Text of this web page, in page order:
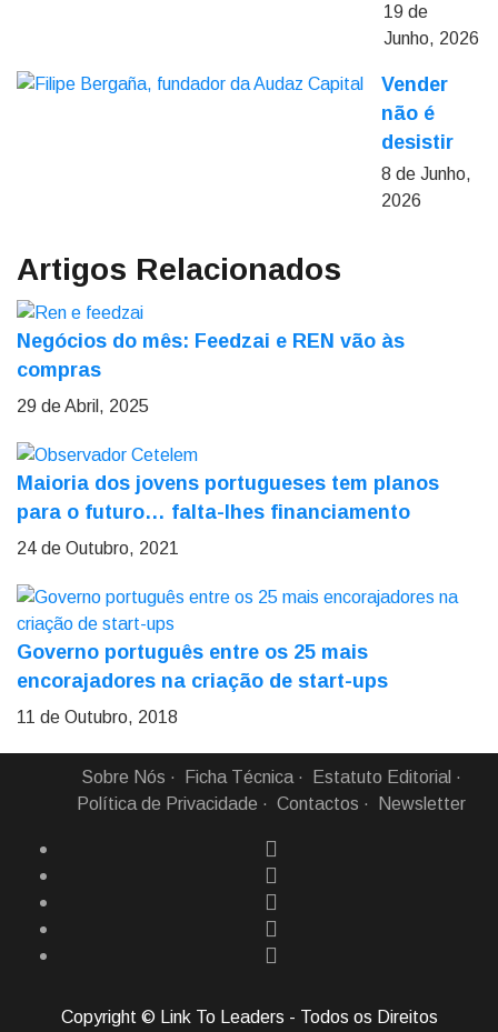
19 de
Junho, 2026
Vender
não é
desistir
8 de Junho,
2026
Artigos Relacionados
Negócios do mês: Feedzai e REN vão às
compras
29 de Abril, 2025
Maioria dos jovens portugueses tem planos
para o futuro… falta-lhes financiamento
24 de Outubro, 2021
Governo português entre os 25 mais
encorajadores na criação de start-ups
11 de Outubro, 2018
Sobre Nós Ficha Técnica
Estatuto Editorial
Política de Privacidade
Contactos Newsletter
Copyright © Link To Leaders - Todos os Direitos